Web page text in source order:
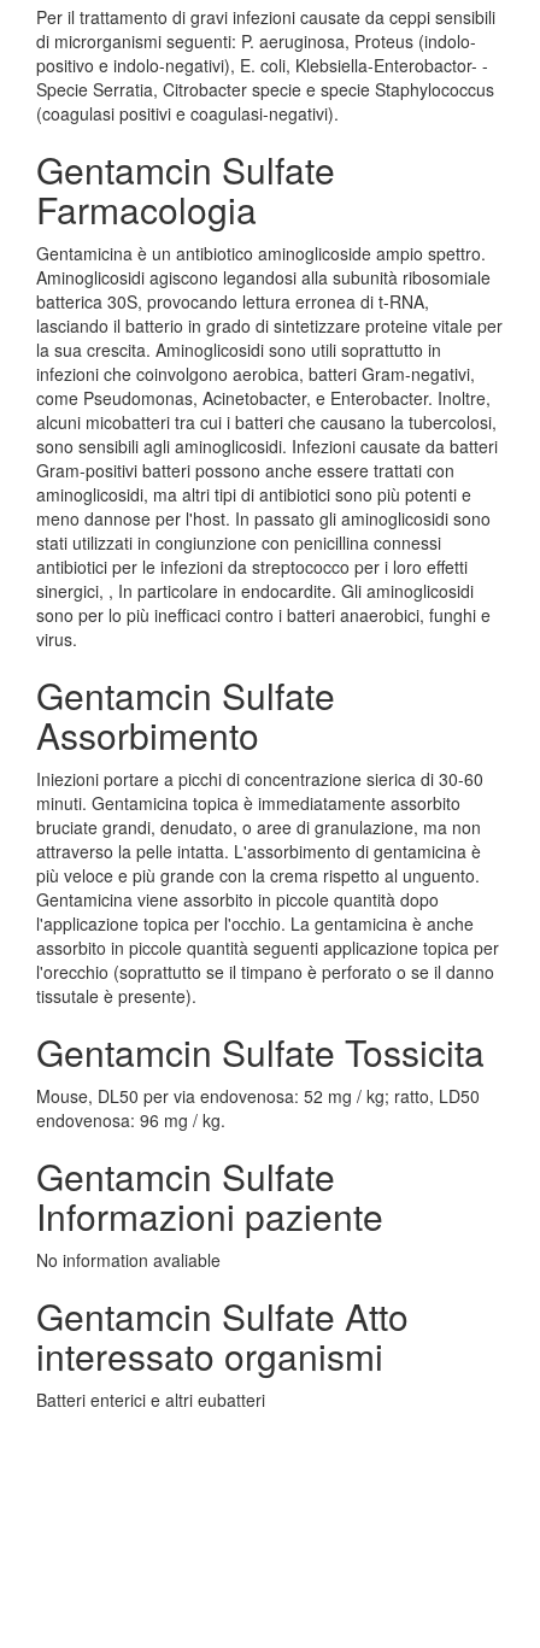
Per il trattamento di gravi infezioni causate da ceppi sensibili
di microrganismi seguenti: P. aeruginosa, Proteus (indolo-
positivo e indolo-negativi), E. coli, Klebsiella-Enterobactor- -
Specie Serratia, Citrobacter specie e specie Staphylococcus
(coagulasi positivi e coagulasi-negativi).
Gentamcin Sulfate
Farmacologia
Gentamicina è un antibiotico aminoglicoside ampio spettro.
Aminoglicosidi agiscono legandosi alla subunità ribosomiale
batterica 30S, provocando lettura erronea di t-RNA,
lasciando il batterio in grado di sintetizzare proteine vitale per
la sua crescita. Aminoglicosidi sono utili soprattutto in
infezioni che coinvolgono aerobica, batteri Gram-negativi,
come Pseudomonas, Acinetobacter, e Enterobacter. Inoltre,
alcuni micobatteri tra cui i batteri che causano la tubercolosi,
sono sensibili agli aminoglicosidi. Infezioni causate da batteri
Gram-positivi batteri possono anche essere trattati con
aminoglicosidi, ma altri tipi di antibiotici sono più potenti e
meno dannose per l'host. In passato gli aminoglicosidi sono
stati utilizzati in congiunzione con penicillina connessi
antibiotici per le infezioni da streptococco per i loro effetti
sinergici, , In particolare in endocardite. Gli aminoglicosidi
sono per lo più inefficaci contro i batteri anaerobici, funghi e
virus.
Gentamcin Sulfate
Assorbimento
Iniezioni portare a picchi di concentrazione sierica di 30-60
minuti. Gentamicina topica è immediatamente assorbito
bruciate grandi, denudato, o aree di granulazione, ma non
attraverso la pelle intatta. L'assorbimento di gentamicina è
più veloce e più grande con la crema rispetto al unguento.
Gentamicina viene assorbito in piccole quantità dopo
l'applicazione topica per l'occhio. La gentamicina è anche
assorbito in piccole quantità seguenti applicazione topica per
l'orecchio (soprattutto se il timpano è perforato o se il danno
tissutale è presente).
Gentamcin Sulfate Tossicita
Mouse, DL50 per via endovenosa: 52 mg / kg; ratto, LD50
endovenosa: 96 mg / kg.
Gentamcin Sulfate
Informazioni paziente
No information avaliable
Gentamcin Sulfate Atto
interessato organismi
Batteri enterici e altri eubatteri